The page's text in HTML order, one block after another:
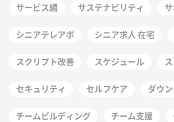
サービス網 サステナビリティ
シニアテレアポ シニア求人 在宅
スクリプト改善 スケジュール
セキュリティ セルフケア ダウ
チームビルディング チーム支援